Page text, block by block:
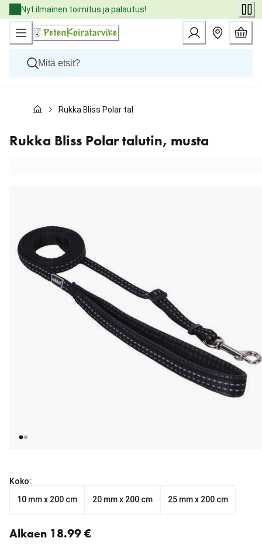
Skip
to
Content
Nyt ilmainen toimitus ja palautus!
Kissat
Eläinlääkäriruoat
Tuotemerkit
Rukka Bliss Polar talutin, musta
Rukka Bliss Polar talutin, musta
Koko:
10 mm x 200 cm
20 mm x 200 cm 25 mm x 200 cm
Alkaen 18.99 €